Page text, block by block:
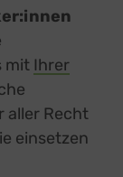
mit Ihrer
aller Recht
einsetzen
Details
Switch zum
Switch zum
Details
zu Typeform
Switch zum